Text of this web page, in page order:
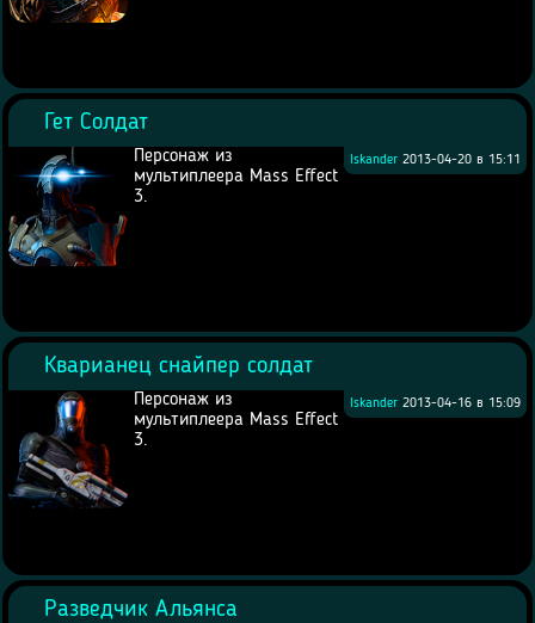
Гет Солдат
Iskander 2013-04-20 в 15:11
Персонаж из
мультиплеера Mass Effect
3.
Кварианец снайпер cолдат
Iskander 2013-04-16 в 15:09
Персонаж из
мультиплеера Mass Effect
3.
Разведчик Альянса